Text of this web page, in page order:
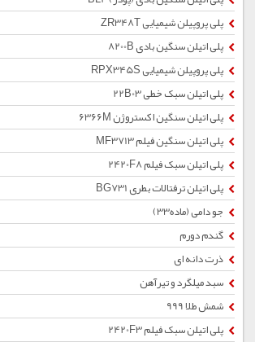
پلی پروپیلن شیمیایی ZR348T
پلی اتیلن سنگین بادی 8200B
پلی پروپیلن شیمیایی RPX345S
پلی اتیلن سبک خطی 22B03
پلی اتیلن سنگین اکستروژن 6366M
پلی اتیلن سنگین فیلم MF3713
پلی اتیلن سبک فیلم 2420F8
پلی اتیلن ترفتالات بطری BG731
جو دامی (ماده33)
گندم دورم
ذرت دانه ای
سبد میلگرد و تیرآهن
شمش طلا 999
پلی اتیلن سبک فیلم 2420F3